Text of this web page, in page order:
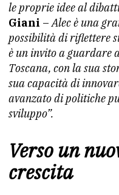
le proprie idee al
Giani –Alec è una
possibilità di riflettere
è un invito a guardare
Toscana, con la sua
sua capacità di
avanzato di politiche
sviluppo”.
Verso un
crescita